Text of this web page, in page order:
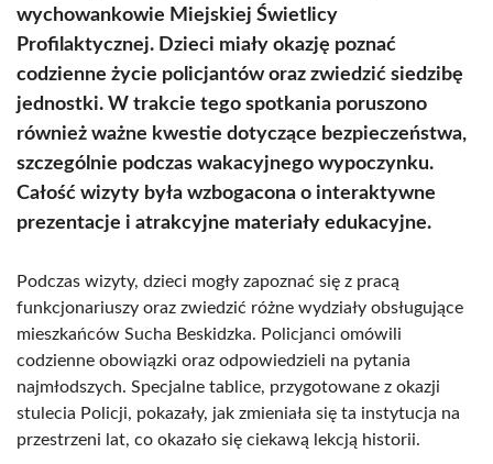
wychowankowie Miejskiej Świetlicy
Profilaktycznej. Dzieci miały okazję poznać
codzienne życie policjantów oraz zwiedzić siedzibę
jednostki. W trakcie tego spotkania poruszono
również ważne kwestie dotyczące bezpieczeństwa,
szczególnie podczas wakacyjnego wypoczynku.
Całość wizyty była wzbogacona o interaktywne
prezentacje i atrakcyjne materiały edukacyjne.
Podczas wizyty, dzieci mogły zapoznać się z pracą
funkcjonariuszy oraz zwiedzić różne wydziały obsługujące
mieszkańców Sucha Beskidzka. Policjanci omówili
codzienne obowiązki oraz odpowiedzieli na pytania
najmłodszych. Specjalne tablice, przygotowane z okazji
stulecia Policji, pokazały, jak zmieniała się ta instytucja na
przestrzeni lat, co okazało się ciekawą lekcją historii.